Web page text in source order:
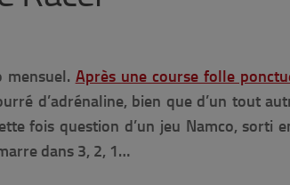
mensuel. Après une course folle
d’adrénaline, bien que d’un tout
fois question d’un jeu Namco, sorti
dans 3, 2, 1…